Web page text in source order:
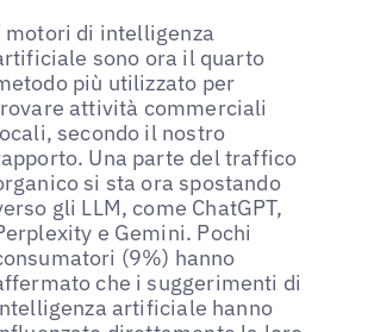
motori di intelligenza
sono ora il quarto
più utilizzato per
attività commerciali
secondo il nostro
Una parte del traffico
si sta ora spostando
gli LLM, come ChatGPT,
e Gemini. Pochi
(9%) hanno
che i suggerimenti di
artificiale hanno